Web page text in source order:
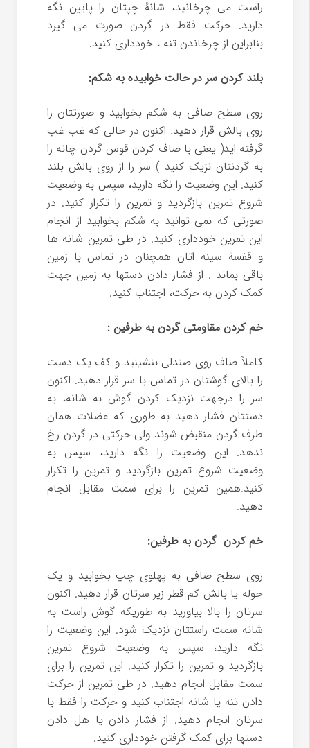
راست می چرخانید، شانۀ چپتان را پایین نگه
دارید. حرکت فقط در گردن صورت می گیرد
بنابراین از چرخاندن تنه ، خودداری کنید.
بلند کردن سر در حالت خوابیده به شکم:
روی سطح صافی به شکم بخوابید و صورتتان را
روی بالش قرار دهید. اکنون در حالی که غب غب
گرفته اید( یعنی با صاف کردن قوس گردن چانه را
به گردنتان نزیک کنید ) سر را از روی بالش بلند
کنید. این وضعیت را نگه دارید، سپس به وضعیت
شروع تمرین بازگردید و تمرین را تکرار کنید. در
صورتی که نمی توانید به شکم بخوابید از انجام
این تمرین خودداری کنید. در طی تمرین شانه ها
و قفسۀ سینه اتان همچنان در تماس با زمین
باقی بماند . از فشار دادن دستها به زمین جهت
کمک کردن به حرکت، اجتناب کنید.
خم کردن مقاومتی گردن به طرفین :
کاملاً صاف روی صندلی بنشینید و کف یک دست
را بالای گوشتان در تماس با سر قرار دهید. اکنون
سر را درجهت نزدیک کردن گوش به شانه، به
دستتان فشار دهید به طوری که عضلات همان
طرف گردن منقبض شوند ولی حرکتی در گردن رخ
ندهد. این وضعیت را نگه دارید، سپس به
وضعیت شروع تمرین بازگردید و تمرین را تکرار
کنید.همین تمرین را برای سمت مقابل انجام
دهید.
خم کردن گردن به طرفین:
روی سطح صافی به پهلوی چپ بخوابید و یک
حوله یا بالش کم قطر زیر سرتان قرار دهید. اکنون
سرتان را بالا بیاورید به طوریکه گوش راست به
شانه سمت راستتان نزدیک شود. این وضعیت را
نگه دارید، سپس به وضعیت شروع تمرین
بازگردید و تمرین را تکرار کنید. این تمرین را برای
سمت مقابل انجام دهید. در طی تمرین از حرکت
دادن تنه یا شانه اجتناب کنید و حرکت را فقط با
سرتان انجام دهید. از فشار دادن یا هل دادن
دستها برای کمک گرفتن خودداری کنید.